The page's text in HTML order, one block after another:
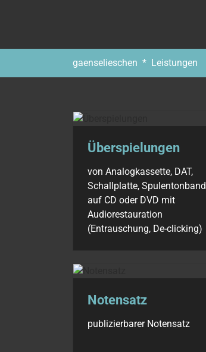
gaenselieschen Leistungen
Überspielungen
von Analogkassette, DAT,
Schallplatte, Spulentonband
auf CD oder DVD mit
Audiorestauration
(Entrauschung, De-clicking)
Notensatz
publizierbarer Notensatz